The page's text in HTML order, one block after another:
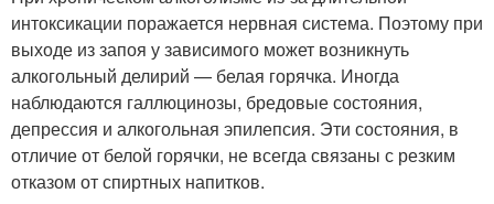
интоксикации поражается нервная система. Поэтому при
выходе из запоя у зависимого может возникнуть
алкогольный делирий — белая горячка. Иногда
наблюдаются галлюцинозы, бредовые состояния,
депрессия и алкогольная эпилепсия. Эти состояния, в
отличие от белой горячки, не всегда связаны с резким
отказом от спиртных напитков.